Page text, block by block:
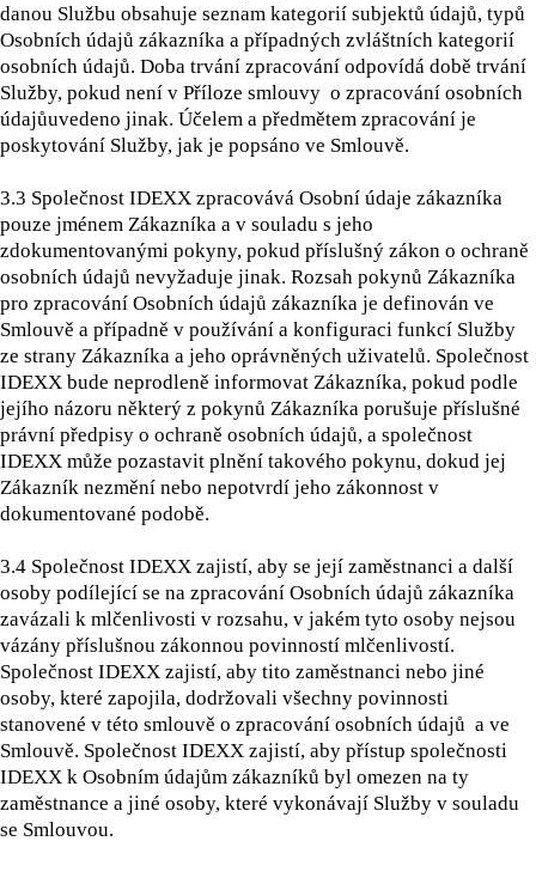
danou Službu obsahuje seznam kategorií subjektů údajů, typů
Osobních údajů zákazníka a případných zvláštních kategorií
osobních údajů. Doba trvání zpracování odpovídá době trvání
Služby, pokud není v Příloze smlouvy o zpracování osobních
údajůuvedeno jinak. Účelem a předmětem zpracování je
poskytování Služby, jak je popsáno ve Smlouvě.
3.3 Společnost IDEXX zpracovává Osobní údaje zákazníka
pouze jménem Zákazníka a v souladu s jeho
zdokumentovanými pokyny, pokud příslušný zákon o ochraně
osobních údajů nevyžaduje jinak. Rozsah pokynů Zákazníka
pro zpracování Osobních údajů zákazníka je definován ve
Smlouvě a případně v používání a konfiguraci funkcí Služby
ze strany Zákazníka a jeho oprávněných uživatelů. Společnost
IDEXX bude neprodleně informovat Zákazníka, pokud podle
jejího názoru některý z pokynů Zákazníka porušuje příslušné
právní předpisy o ochraně osobních údajů, a společnost
IDEXX může pozastavit plnění takového pokynu, dokud jej
Zákazník nezmění nebo nepotvrdí jeho zákonnost v
dokumentované podobě.
3.4 Společnost IDEXX zajistí, aby se její zaměstnanci a další
osoby podílející se na zpracování Osobních údajů zákazníka
zavázali k mlčenlivosti v rozsahu, v jakém tyto osoby nejsou
vázány příslušnou zákonnou povinností mlčenlivostí.
Společnost IDEXX zajistí, aby tito zaměstnanci nebo jiné
osoby, které zapojila, dodržovali všechny povinnosti
stanovené v této smlouvě o zpracování osobních údajů a ve
Smlouvě. Společnost IDEXX zajistí, aby přístup společnosti
IDEXX k Osobním údajům zákazníků byl omezen na ty
zaměstnance a jiné osoby, které vykonávají Služby v souladu
se Smlouvou.